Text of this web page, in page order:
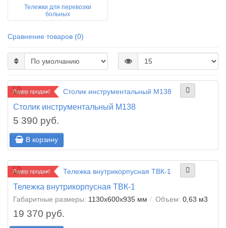
Тележки для перевозки
больных
Сравнение товаров (0)
Лидер продаж!
Столик инструментальный М138
5 390 руб.
В корзину
Лидер продаж!
Тележка внутрикорпусная ТВК-1
Габаритные размеры: 1130х600х935 мм Объем: 0,63 м3
19 370 руб.